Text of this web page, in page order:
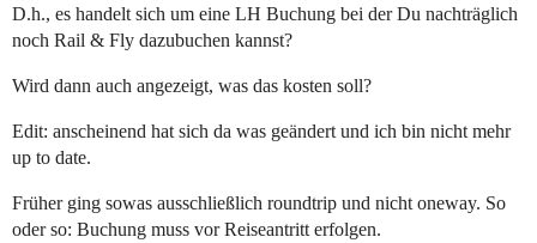
D.h., es handelt sich um eine LH Buchung bei der Du nachträglich
noch Rail & Fly dazubuchen kannst?
Wird dann auch angezeigt, was das kosten soll?
Edit: anscheinend hat sich da was geändert und ich bin nicht mehr
up to date.
Früher ging sowas ausschließlich roundtrip und nicht oneway. So
oder so: Buchung muss vor Reiseantritt erfolgen.